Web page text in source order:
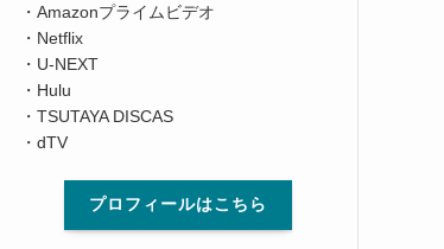
・Amazonプライムビデオ
・Netflix
・U-NEXT
・Hulu
・TSUTAYA DISCAS
・dTV
プロフィールはこちら